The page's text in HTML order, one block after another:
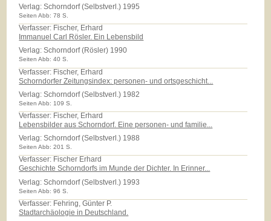
Verlag:Schorndorf (Selbstverl.) 1995
Seiten Abb: 78 S.
Verfasser: Fischer, Erhard
Immanuel Carl Rösler. Ein Lebensbild
Verlag:Schorndorf (Rösler) 1990
Seiten Abb: 40 S.
Verfasser: Fischer, Erhard
Schorndorfer Zeitungsindex: personen- und ortsgeschicht...
Verlag:Schorndorf (Selbstverl.) 1982
Seiten Abb: 109 S.
Verfasser: Fischer, Erhard
Lebensbilder aus Schorndorf. Eine personen- und familie...
Verlag:Schorndorf (Selbstverl.) 1988
Seiten Abb: 201 S.
Verfasser: Fischer Erhard
Geschichte Schorndorfs im Munde der Dichter. In Erinner...
Verlag:Schorndorf (Selbstverl.) 1993
Seiten Abb: 96 S.
Verfasser: Fehring, Günter P.
Stadtarchäologie in Deutschland.